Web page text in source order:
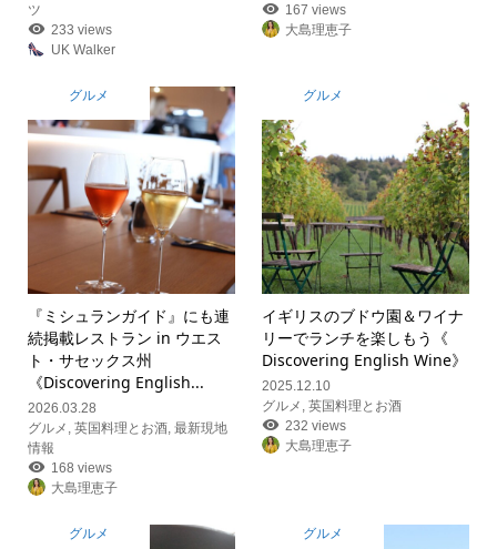
ツ
233 views
UK Walker
167 views
大島理恵子
グルメ
『ミシュランガイド』にも連
続掲載レストラン in ウエス
ト・サセックス州
《Discovering English...
2026.03.28
グルメ , 英国料理とお酒, 最新現地
情報
168 views
大島理恵子
グルメ
イギリスのブドウ園＆ワイナ
リーでランチを楽しもう《
Discovering English Wine》
2025.12.10
グルメ ,英国料理とお酒
232 views
大島理恵子
グルメ グルメ